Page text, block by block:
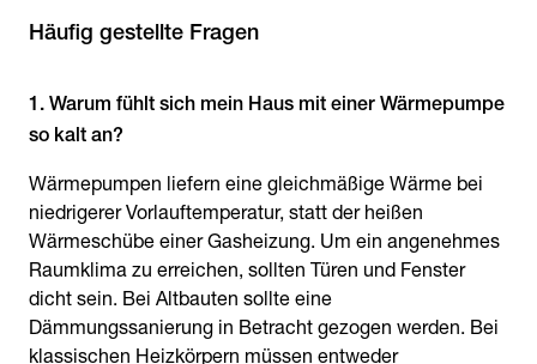
Häufig gestellte Fragen
1. Warum fühlt sich mein Haus mit einer Wärmepumpe
so kalt an?
Wärmepumpen liefern eine gleichmäßige Wärme bei
niedrigerer Vorlauftemperatur, statt der heißen
Wärmeschübe einer Gasheizung. Um ein angenehmes
Raumklima zu erreichen, sollten Türen und Fenster
dicht sein. Bei Altbauten sollte eine
Dämmungssanierung in Betracht gezogen werden. Bei
klassischen Heizkörpern müssen entweder